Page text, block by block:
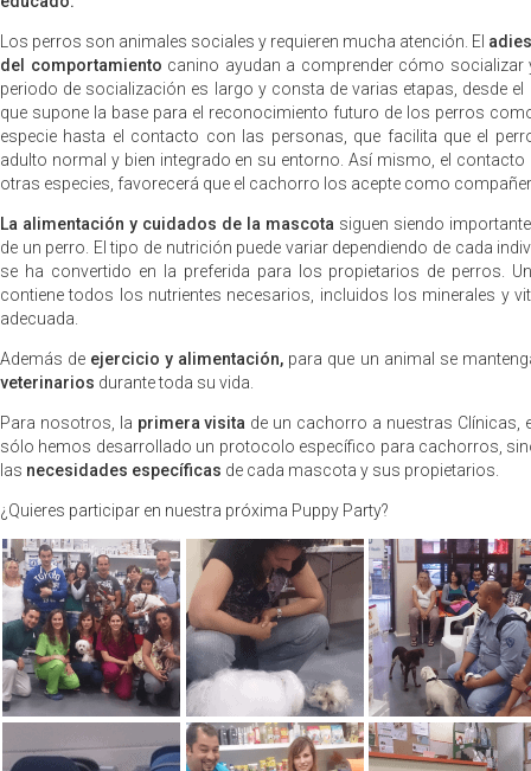
Los perros son animales sociales y requieren mucha atención. El
del comportamiento canino ayudan a comprender cómo socializar
periodo de socialización es largo y consta de varias etapas, desde
que supone la base para el reconocimiento futuro de los perros
especie hasta el contacto con las personas, que facilita que el
adulto normal y bien integrado en su entorno. Así mismo, el
otras especies, favorecerá que el cachorro los acepte como
La alimentación y cuidados de la mascota siguen siendo
de un perro. El tipo de nutrición puede variar dependiendo de cada
se ha convertido en la preferida para los propietarios de perros.
contiene todos los nutrientes necesarios, incluidos los minerales y
adecuada.
Además de ejercicio y alimentación, para que un animal se
veterinarios durante toda su vida.
Para nosotros, la primera visita de un cachorro a nuestras Clínicas,
sólo hemos desarrollado un protocolo específico para cachorros,
las necesidades específicas de cada mascota y sus propietarios.
¿Quieres participar en nuestra próxima Puppy Party?